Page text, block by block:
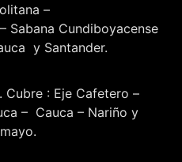
–
Sabana Cundiboyacense
y Santander.
Cubre : Eje Cafetero –
– Cauca – Nariño y